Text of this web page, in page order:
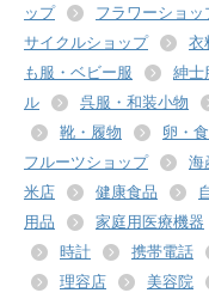
ップ
フラワーショッ
サイクルショップ
衣
も服・ベビー服
紳士
ル
呉服・和装小物
靴・履物
卵・
フルーツショップ
海
米店
健康食品
用品
家庭用医療機器
時計
携帯電話
理容店
美容院